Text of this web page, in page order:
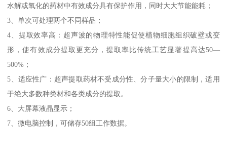
水解或氧化的药材中有效成分具有保护作用，同时大大节能能耗；
3、单次可处理两个不同样品；
4、提取效率高：超声波的物理特性能促使植物细胞组织破壁或变
形，使有效成分提取更充分，提取率比传统工艺显著提高达50—
500%；
5、适应性广：超声提取药材不受成分性、分子量大小的限制，适用
于绝大多数种类材和各类成分的提取。
6、大屏幕液晶显示；
7、微电脑控制，可储存50组工作数据。